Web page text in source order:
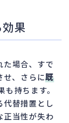
果
た場合、すで
せ、さらに既
も持ちます。
代替措置とし
正当性が失わ